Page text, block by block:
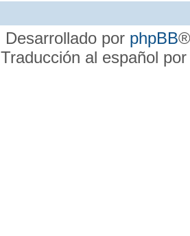
Desarrollado por phpBB
Traducción al español